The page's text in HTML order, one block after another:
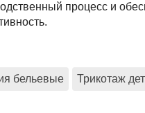
процесс и
бельевые Трикотаж